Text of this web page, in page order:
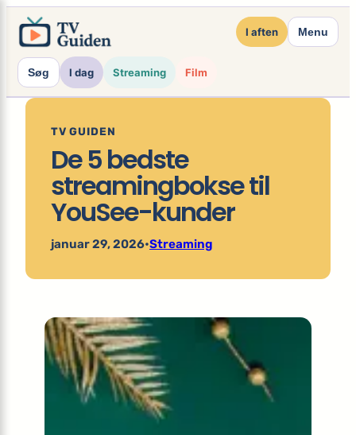
Spring
indhold
I aften Menu
Søg I dag Streaming Film
TV GUIDEN
De 5 bedste
streamingbokse til
YouSee-kunder
januar 29, 2026•Streaming